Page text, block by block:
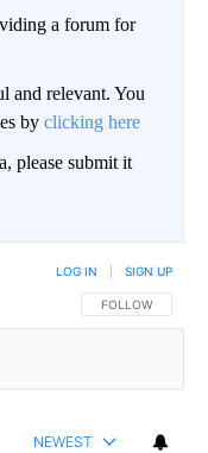
a forum for
and relevant. You
by clicking here
please submit it
FOLLOW THIS
FOLLOW
LOG IN SIGN UP
NEWEST